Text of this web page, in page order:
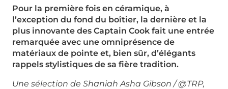
Pour la première fois en céramique, à
l’exception du fond du boîtier, la dernière et la
plus innovante des Captain Cook fait une entrée
remarquée avec une omniprésence de
matériaux de pointe et, bien sûr, d’élégants
rappels stylistiques de sa fière tradition.
Une sélection de Shaniah Asha Gibson / @TRP,